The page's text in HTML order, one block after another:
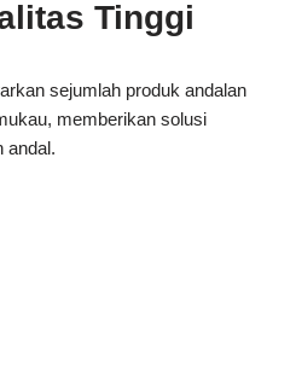
Tinggi
sejumlah produk andalan
memberikan solusi
andal.